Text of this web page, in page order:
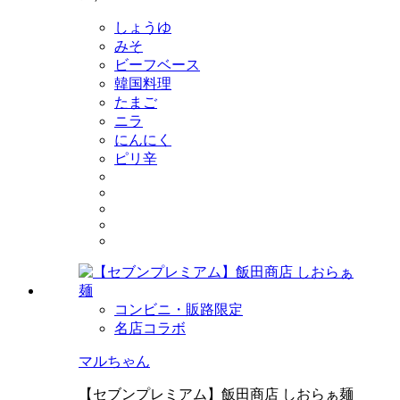
しょうゆ
みそ
ビーフベース
韓国料理
たまご
ニラ
にんにく
ピリ辛
コンビニ・販路限定
名店コラボ
マルちゃん
【セブンプレミアム】飯田商店 しおらぁ麺